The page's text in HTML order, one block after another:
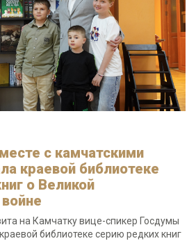
с камчатскими
краевой библиотеке
о Великой
на Камчатку вице-спикер Госдумы
библиотеке серию редких книг